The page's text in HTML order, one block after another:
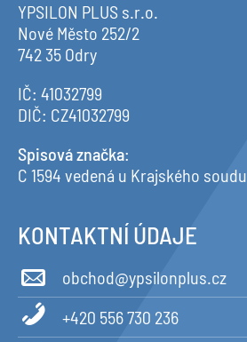
YPSILON PLUS s.r.o.
Nové Město 252/2
742 35 Odry
IČ: 41032799
DIČ: CZ41032799
Spisová značka:
C 1594 vedená u Krajského
KONTAKTNÍ ÚDAJE
obchod@ypsilonplus.cz
+420 556 730 236